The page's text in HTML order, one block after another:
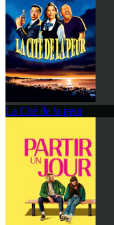
La Cité de la peur